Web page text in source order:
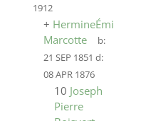
1912
+ HermineÉmilie
Marcotte
b:
21 SEP 1851 d:
08 APR 1876
10 Joseph
Pierre